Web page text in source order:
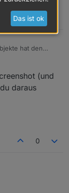
0
hat den
Du darüber
eine
Adapter
den User
man bei
möchte, dann
Wäre
(und
daraus
0
Das ist ok